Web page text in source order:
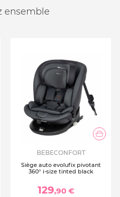
ensemble
BEBECONFORT
Siège auto evolufix pivotant
360° i-size tinted black
129,90 €